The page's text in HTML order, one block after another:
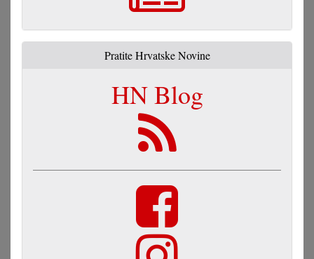
Pratite Hrvatske Novine
HN Blog